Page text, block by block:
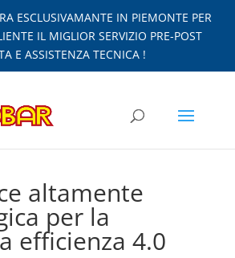
ESCLUSIVAMANTE IN PIEMONTE PER
IL MIGLIOR SERVIZIO PRE-POST
E ASSISTENZA TECNICA !
altamente
per la
efficienza 4.0